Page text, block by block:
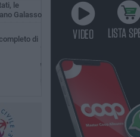
le
Galasso
di